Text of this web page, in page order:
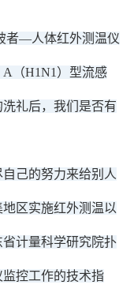
者—人体红外测温仪
（H1N1）型流感
洗礼后，我们是否有
己的努力来给别人
区实施红外测温以
计量科学研究院扑
控工作的技术指